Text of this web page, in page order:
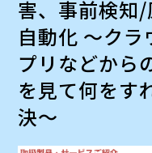
害、事前検知
自動化 〜ク
プリなどから
を見て何をす
決〜